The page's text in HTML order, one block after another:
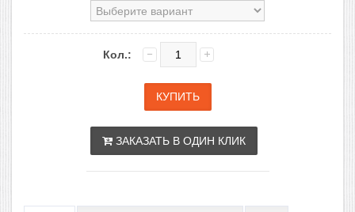
Кол.:
ЗАКАЗАТЬ В ОДИН КЛИК